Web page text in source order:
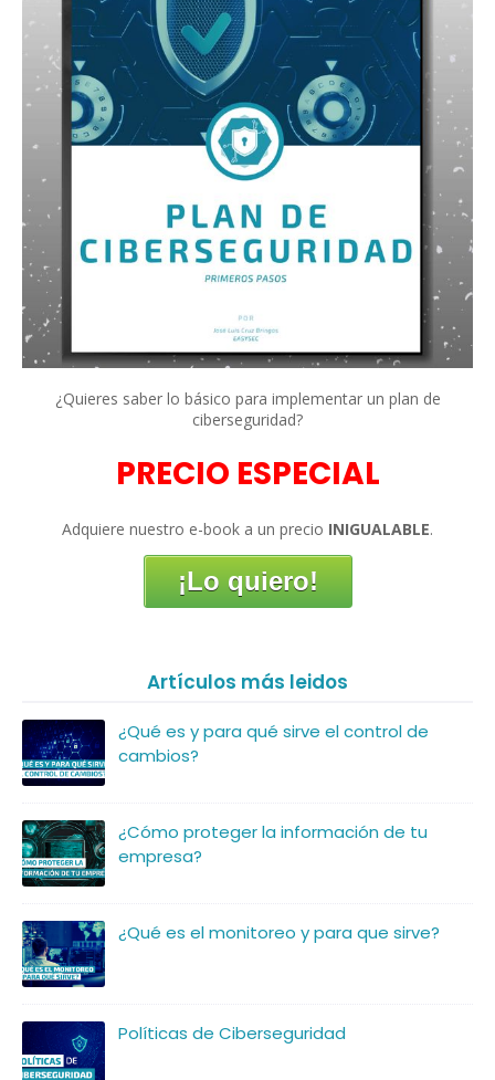
¿Quieres saber lo básico para implementar un plan de
ciberseguridad?
PRECIO ESPECIAL
Adquiere nuestro e-book a un precio INIGUALABLE.
¡Lo quiero!
Artículos más leidos
¿Qué es y para qué sirve el control de
cambios?
¿Cómo proteger la información de tu
empresa?
¿Qué es el monitoreo y para que sirve?
Políticas de Ciberseguridad